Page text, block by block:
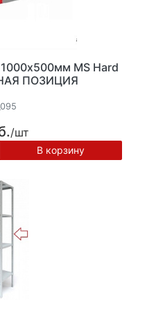
MS Hard
ПОЗИЦИЯ
/шт
В корзину